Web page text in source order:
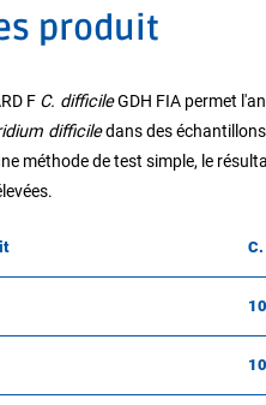
produit
F C. difficileGDH FIA permet
difficiledans des
méthode de test simple, le